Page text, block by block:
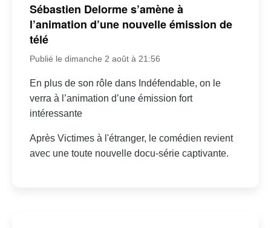
Sébastien Delorme s’amène à
l’animation d’une nouvelle émission de
télé
Publié le dimanche 2 août à 21:56
En plus de son rôle dans Indéfendable, on le
verra à l’animation d’une émission fort
intéressante
Après Victimes à l'étranger, le comédien revient
avec une toute nouvelle docu-série captivante.